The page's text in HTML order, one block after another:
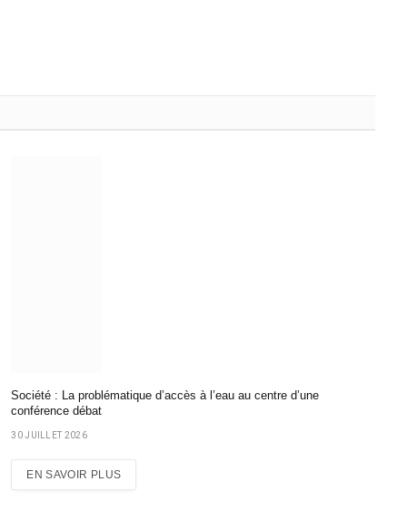
Société : La problématique d’accès à l’eau au centre d’une
conférence débat
30 JUILLET 2026
EN SAVOIR PLUS